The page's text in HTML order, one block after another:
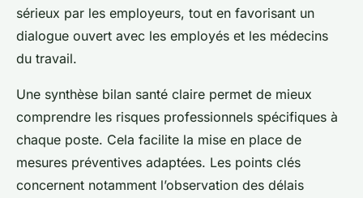
sérieux par les employeurs, tout en favorisant un
dialogue ouvert avec les employés et les médecins
du travail.
Une synthèse bilan santé claire permet de mieux
comprendre les risques professionnels spécifiques à
chaque poste. Cela facilite la mise en place de
mesures préventives adaptées. Les points clés
concernent notamment l’observation des délais